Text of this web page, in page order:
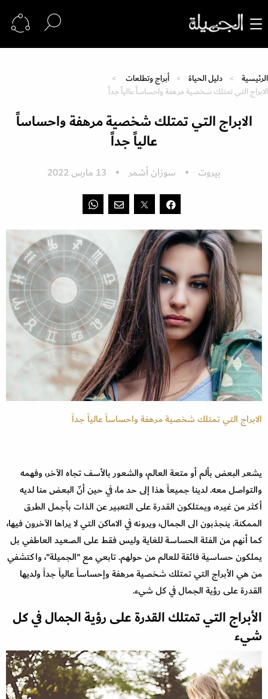
الرئيسية دليل الحياة
أبراج وتطلعات
الابراج التي تمتلك شخصية مرهفة واحساساً عالياً جداً
الابراج التي تمتلك شخصية مرهفة واحساساً
عالياً جداً
بيروت سوزان أشمر 13 مارس 2022
الابراج التي تمتلك شخصية مرهفة واحساساً عالياً جداً
يشعر البعض بألم أو متعة العالم، والشعور بالأسف تجاه الآخر، وفهمه
والتواصل معه. لدينا جميعاً هذا إلى حد ما، في حين أنّ البعض منا لديه
أكثر من غيره، ويمتلكون القدرة على التعبير عن الذات بأجمل الطرق
الممكنة. ينجذبون الى الجمال، ويرونه في الاماكن التي لا يراها الآخرون فيها،
كما أنهم من الفئة الحساسة للغاية وليس فقط على الصعيد العاطفي بل
يملكون حساسية فائقة للعالم من حولهم. تابعي مع "الجميلة"، واكتشفي
من هي الأبراج التي تمتلك شخصية مرهفة وإحساساً عالياً جداً ولديها
القدرة على رؤية الجمال في كل شيء.
الأبراج التي تمتلك القدرة على رؤية الجمال في كل
شيء